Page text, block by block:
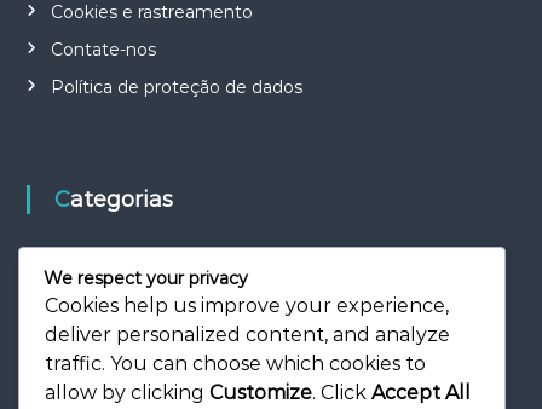
Cookies e rastreamento
Contate-nos
Política de proteção de dados
Categorias
Códigos de Oferta e Tokens
Prémios e Aceleradores do Evento
We respect your privacy
Cookies help us improve your experience,
deliver personalized content, and analyze
traffic. You can choose which cookies to
allow by clicking Customize. Click Accept All